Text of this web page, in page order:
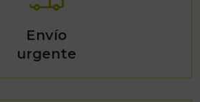
Envío
urgente